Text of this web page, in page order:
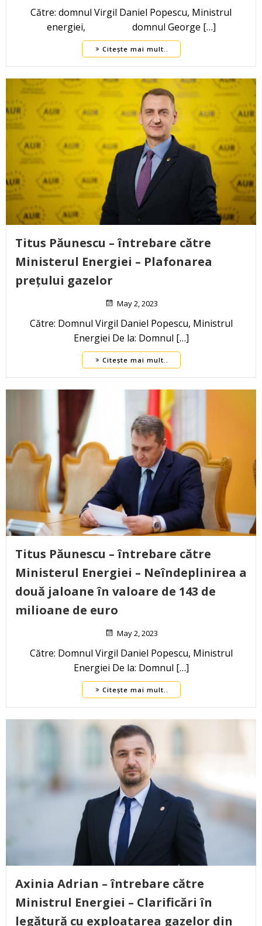
Către: domnul Virgil Daniel Popescu, Ministrul
energiei, domnul George […]
Citește mai mult..
Titus Păunescu – întrebare către
Ministerul Energiei – Plafonarea
prețului gazelor
May 2, 2023
Către: Domnul Virgil Daniel Popescu, Ministrul
Energiei De la: Domnul […]
Citește mai mult..
Titus Păunescu – întrebare către
Ministerul Energiei – Neîndeplinirea a
două jaloane în valoare de 143 de
milioane de euro
May 2, 2023
Către: Domnul Virgil Daniel Popescu, Ministrul
Energiei De la: Domnul […]
Citește mai mult..
Axinia Adrian – întrebare către
Ministrul Energiei – Clarificări în
legătură cu exploatarea gazelor din